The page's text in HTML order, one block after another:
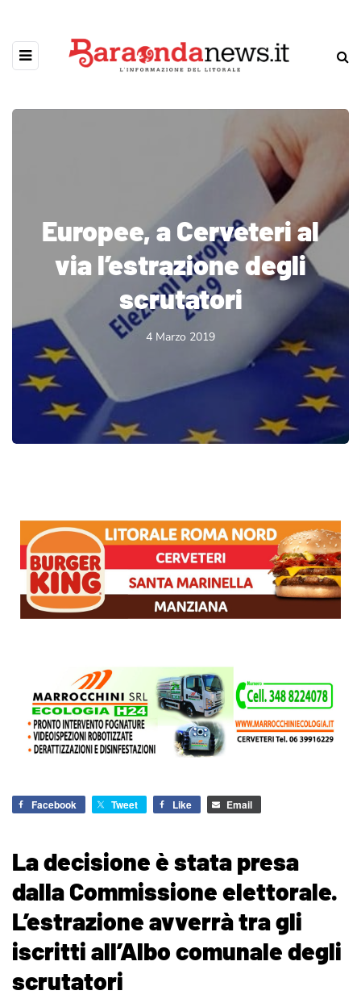
Europee, a Cerveteri al
via l’estrazione degli
scrutatori
4 Marzo 2019
Facebook Tweet Like Email
La decisione è stata presa
dalla Commissione elettorale.
L’estrazione avverrà tra gli
iscritti all’Albo comunale degli
scrutatori